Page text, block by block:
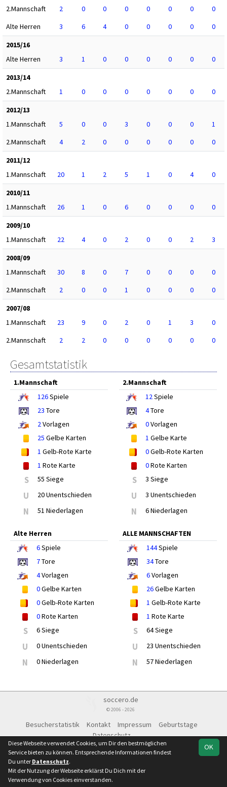
Team Bezirk
2.Mannschaft
2 0 0 0 0 0 0
0
Alte Herren
3 6 4 0 0 0 0
0
2015/16
Alte Herren
3 1 0 0 0 0 0
0
2013/14
2.Mannschaft
1 0 0 0 0 0 0
0
2012/13
1.Mannschaft
5 0 0 3 0 0 0
1
2.Mannschaft
4 2 0 0 0 0 0
0
2011/12
1.Mannschaft
20 1 2 5 1 0 4
0
2010/11
1.Mannschaft
26 1 0 6 0 0 0
0
2009/10
1.Mannschaft
22 4 0 2 0 0 2
3
2008/09
1.Mannschaft
30 8 0 7 0 0 0
0
2.Mannschaft
2 0 0 1 0 0 0
0
2007/08
1.Mannschaft
23 9 0 2 0 1 3
0
2.Mannschaft
2 2 0 0 0 0 0 0
Gesamtstatistik
1.Mannschaft
126Spiele
23 Tore
2Vorlagen
25 Gelbe Karten
1 Gelb-Rote Karte
1 Rote Karte
S 55 Siege
U 20 Unentschieden
N 51 Niederlagen
2.Mannschaft
12Spiele
4Tore
0Vorlagen
1 Gelbe Karte
0Gelb-Rote Karten
0Rote Karten
S 3 Siege
U 3 Unentschieden
N 6 Niederlagen
Alte Herren
6Spiele
7Tore
4Vorlagen
0Gelbe Karten
0Gelb-Rote Karten
0Rote Karten
S 6 Siege
U 0 Unentschieden
N 0 Niederlagen
ALLE MANNSCHAFTEN
144Spiele
34Tore
6Vorlagen
26Gelbe Karten
1 Gelb-Rote Karte
1 Rote Karte
S 64 Siege
U 23 Unentschieden
N 57 Niederlagen
soccero.de
© 2006 - 2026
Besucherstatistik Kontakt Impressum
Geburtstage
Datenschutz
OK
Diese Webseite verwendet Cookies, um Dir den bestmöglichen
Service bieten zu können. Entsprechende Informationen findest
Du unter Datenschutz.
Mit der Nutzung der Webseite erklärst Du Dich mit der
Verwendung von Cookies einverstanden.